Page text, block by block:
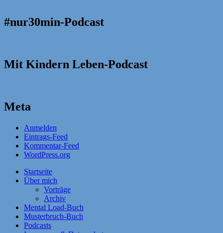
#nur30min-Podcast
Mit Kindern Leben-Podcast
Meta
Anmelden
Eintrags-Feed
Kommentar-Feed
WordPress.org
Startseite
Über mich
Vorträge
Archiv
Mental Load-Buch
Musterbruch-Buch
Podcasts